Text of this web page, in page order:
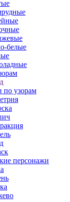
белые
по узорам
персонажи